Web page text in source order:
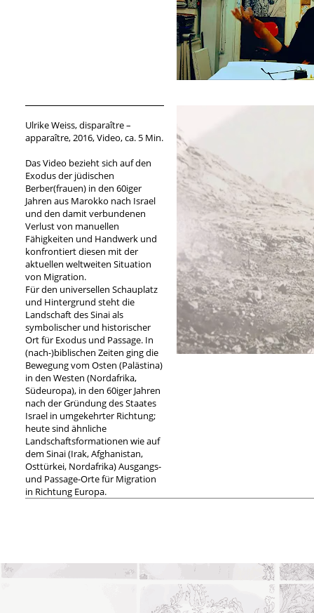
Ulrike Weiss, disparaître –
apparaître, 2016, Video, ca. 5 Min.
Das Video bezieht sich auf den
Exodus der jüdischen
Berber(frauen) in den 60iger
Jahren aus Marokko nach Israel
und den damit verbundenen
Verlust von manuellen
Fähigkeiten und Handwerk und
konfrontiert diesen mit der
aktuellen weltweiten Situation
von Migration.
Für den universellen Schauplatz
und Hintergrund steht die
Landschaft des Sinai als
symbolischer und historischer
Ort für Exodus und Passage. In
(nach-)biblischen Zeiten ging die
Bewegung vom Osten (Palästina)
in den Westen (Nordafrika,
Südeuropa), in den 60iger Jahren
nach der Gründung des Staates
Israel in umgekehrter Richtung;
heute sind ähnliche
Landschaftsformationen wie auf
dem Sinai (Irak, Afghanistan,
Osttürkei, Nordafrika) Ausgangs-
und Passage-Orte für Migration
in Richtung Europa.